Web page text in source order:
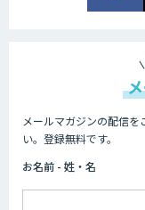
メールマガジンの配信を
い。登録無料です。
お名前 - 姓・名